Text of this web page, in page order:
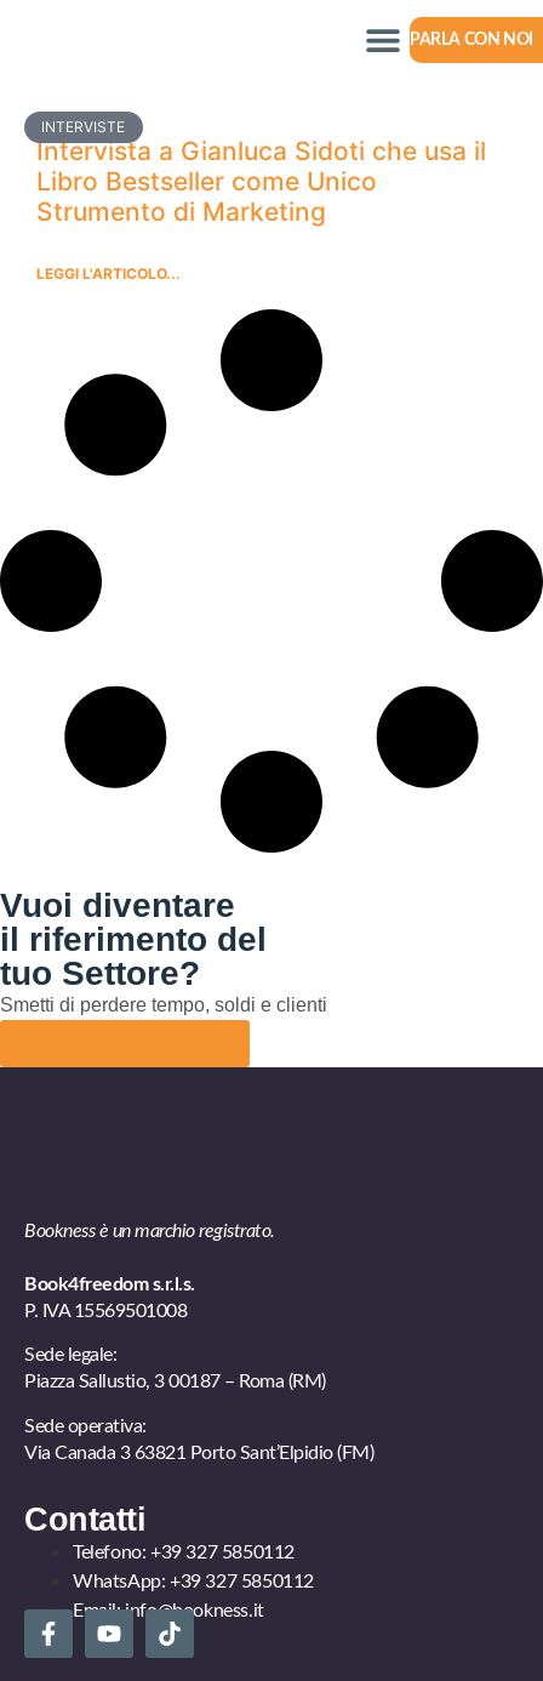
PARLA CON NOI
INTERVISTE
Intervista a Gianluca Sidoti che usa il
Libro Bestseller come Unico
Strumento di Marketing
LEGGI L'ARTICOLO...
Vuoi diventare
il riferimento del
tuo Settore?
Smetti di perdere tempo, soldi e clienti
Bookness è un marchio registrato.
Book4freedom s.r.l.s.
P. IVA ​15569501008
Sede legale:
Piazza Sallustio, 3 00187 – Roma (RM)
Sede operativa:
Via Canada 3 63821 Porto Sant’Elpidio (FM)
Contatti
Telefono: +39 327 5850112
WhatsApp: +39 327 5850112
Email:info@bookness.it